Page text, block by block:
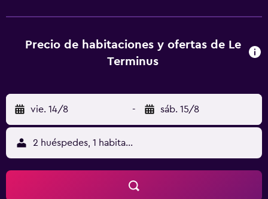
opciones a la carta o continentales de desayuno
disponibles en Le Terminus. Puente del Gard está a 23 km
Precio de habitaciones y ofertas de Le
Terminus
vie. 14/8 - sáb. 15/8
2 huéspedes, 1 habitación